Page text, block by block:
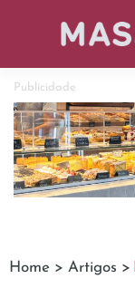
Publicidade
Home > Artigos >